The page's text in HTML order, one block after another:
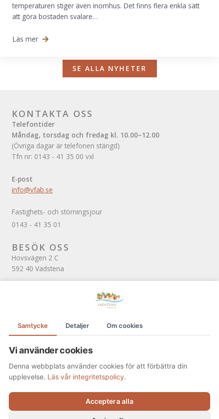
Samtycke Detaljer Om cookies
Vi använder cookies
Denna webbplats använder cookies för att förbättra din
upplevelse. Läs vår integritetspolicy.
Acceptera alla
temperaturen stiger även inomhus. Det finns flera enkla sätt
att göra bostaden svalare…
Läs mer
SE ALLA NYHETER
KONTAKTA OSS
Telefontider
Måndag, torsdag och fredag kl. 10.00–12.00
(Övriga dagar är telefonen stängd)
Tfn nr: 0143 - 41 35 00 vxl
E-post
info@vfab.se
Fastighets- och störningsjour
0143 - 41 35 01
BESÖK OSS
Hovsvägen 2 C
592 40 Vadstena
Tisdag och onsdag kl. 10.00–12.00
SOCIALA MEDIER
Facebook